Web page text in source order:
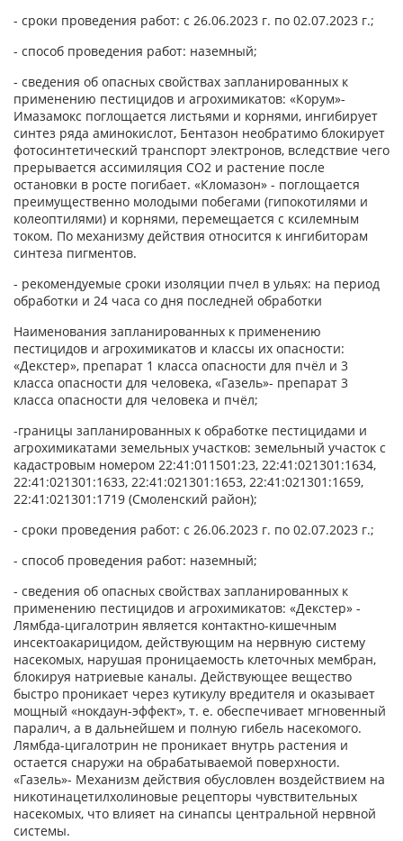
- сроки проведения работ: с 26.06.2023 г. по 02.07.2023 г.;
- способ проведения работ: наземный;
- сведения об опасных свойствах запланированных к
применению пестицидов и агрохимикатов: «Корум»-
Имазамокс поглощается листьями и корнями, ингибирует
синтез ряда аминокислот, Бентазон необратимо блокирует
фотосинтетический транспорт электронов, вследствие чего
прерывается ассимиляция CO2 и растение после
остановки в росте погибает. «Кломазон» - поглощается
преимущественно молодыми побегами (гипокотилями и
колеоптилями) и корнями, перемещается с ксилемным
током. По механизму действия относится к ингибиторам
синтеза пигментов.
- рекомендуемые сроки изоляции пчел в ульях: на период
обработки и 24 часа со дня последней обработки
Наименования запланированных к применению
пестицидов и агрохимикатов и классы их опасности:
«Декстер», препарат 1 класса опасности для пчёл и 3
класса опасности для человека, «Газель»- препарат 3
класса опасности для человека и пчёл;
-границы запланированных к обработке пестицидами и
агрохимикатами земельных участков: земельный участок с
кадастровым номером 22:41:011501:23, 22:41:021301:1634,
22:41:021301:1633, 22:41:021301:1653, 22:41:021301:1659,
22:41:021301:1719 (Смоленский район);
- сроки проведения работ: с 26.06.2023 г. по 02.07.2023 г.;
- способ проведения работ: наземный;
- сведения об опасных свойствах запланированных к
применению пестицидов и агрохимикатов: «Декстер» -
Лямбда-цигалотрин является контактно-кишечным
инсектоакарицидом, действующим на нервную систему
насекомых, нарушая проницаемость клеточных мембран,
блокируя натриевые каналы. Действующее вещество
быстро проникает через кутикулу вредителя и оказывает
мощный «нокдаун-эффект», т. е. обеспечивает мгновенный
паралич, а в дальнейшем и полную гибель насекомого.
Лямбда-цигалотрин не проникает внутрь растения и
остается снаружи на обрабатываемой поверхности.
«Газель»- Механизм действия обусловлен воздействием на
никотинацетилхолиновые рецепторы чувствительных
насекомых, что влияет на синапсы центральной нервной
системы.